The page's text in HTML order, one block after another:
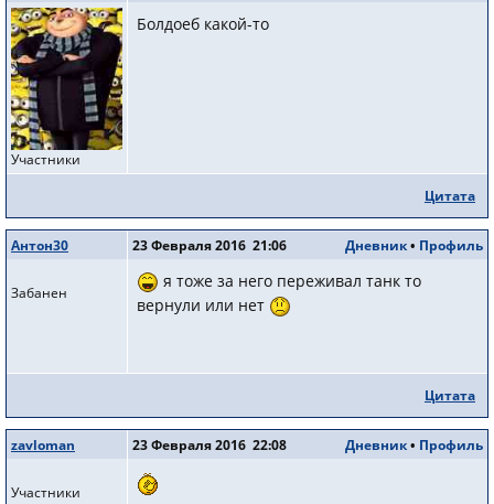
Участники
Болдoeб какой-то
Цитата
Антон30
Забанен
Дневник• Профиль
23 Февраля 2016 21:06
я тоже за него переживал танк то
вернули или нет
Цитата
zavloman
Участники
Дневник• Профиль
23 Февраля 2016 22:08